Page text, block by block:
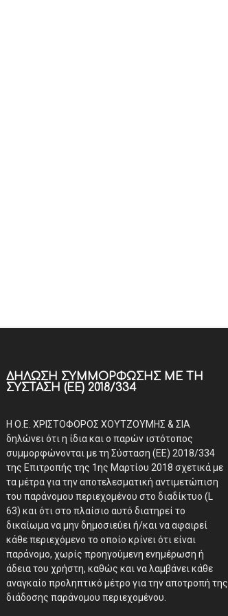
ΔΉΛΩΣΗ ΣΥΜΜΌΡΦΩΣΗΣ ΜΕ ΤΗ
ΣΎΣΤΑΣΗ (ΕΕ) 2018/334
Η Ο.Ε. ΧΡΙΣΤΟΦΟΡΟΣ ΧΟΥΤΖΟΥΜΗΣ & ΣΙΑ
δηλώνει ότι η ίδια και ο παρών ιστότοπος
συμμορφώνονται με τη Σύσταση (ΕΕ) 2018/334
της Επιτροπής της 1ης Μαρτίου 2018 σχετικά με
τα μέτρα για την αποτελεσματική αντιμετώπιση
του παράνομου περιεχομένου στο διαδίκτυο (L
63) και ότι στο πλαίσιο αυτό διατηρεί το
δικαίωμα να μην δημοσιεύει ή/και να αφαιρεί
κάθε περιεχόμενο το οποίο κρίνει ότι είναι
παράνομο, χωρίς προηγούμενη ενημέρωση ή
άδεια του χρήστη, καθώς και να λαμβάνει κάθε
αναγκαίο προληπτικό μέτρο για την αποτροπή της
διάδοσης παράνομου περιεχομένου.